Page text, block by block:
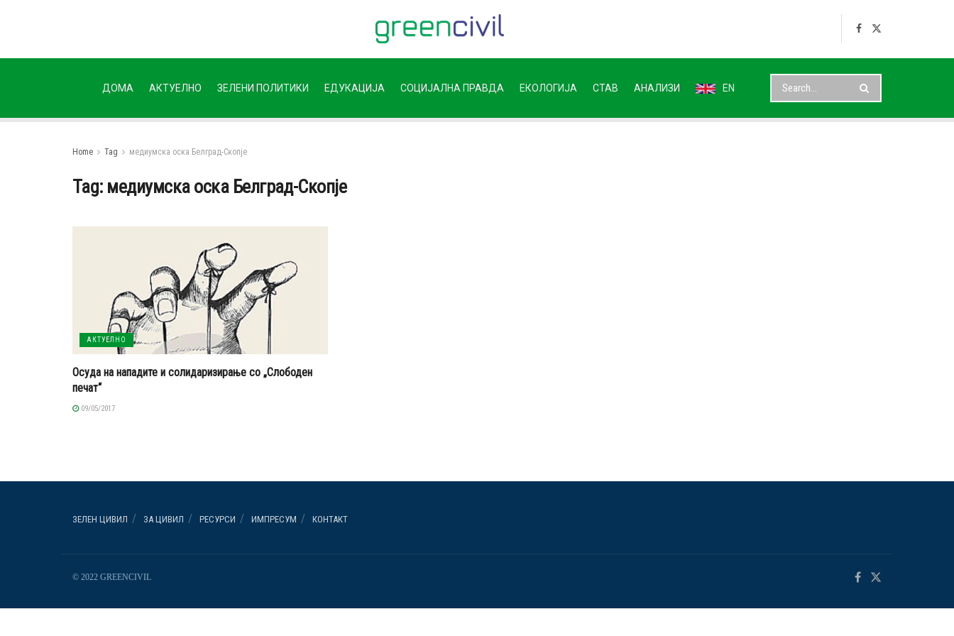
ДОМА АКТУЕЛНО ЗЕЛЕНИ ПОЛИТИКИ ЕДУКАЦИЈА СОЦИЈАЛНА ПРАВДА ЕКОЛОГИЈА СТАВ АНАЛИЗИ EN
Home Tag медиумска оска Белград-Скопје
Tag: медиумска оска Белград-Скопје
АКТУЕЛНО
Осуда на нападите и солидаризирање со „Слободен
печат“
09/05/2017
ЗЕЛЕН ЦИВИЛ ЗА ЦИВИЛ РЕСУРСИ ИМПРЕСУМ КОНТАКТ
© 2022 GREENCIVIL